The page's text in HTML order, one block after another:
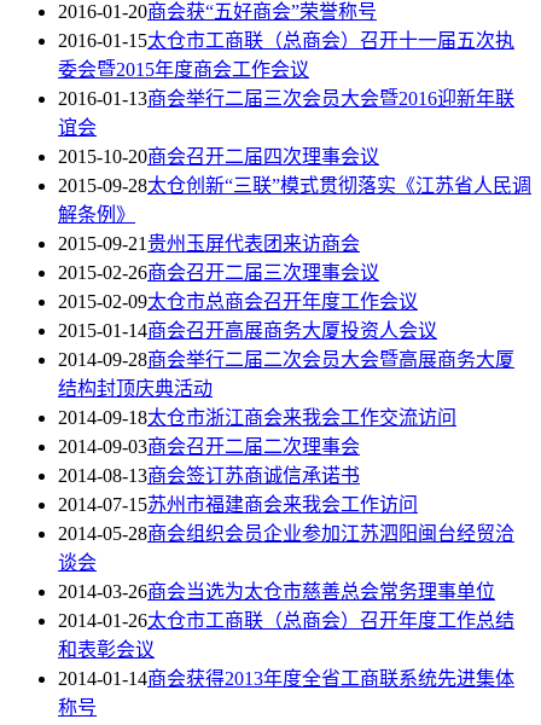
2016-01-20商会获“五好商会”荣誉称号
2016-01-15太仓市工商联（总商会）召开十一届五次执
委会暨2015年度商会工作会议
2016-01-13商会举行二届三次会员大会暨2016迎新年联
谊会
2015-10-20商会召开二届四次理事会议
2015-09-28太仓创新“三联”模式贯彻落实《江苏省人民调
解条例》
2015-09-21贵州玉屏代表团来访商会
2015-02-26商会召开二届三次理事会议
2015-02-09太仓市总商会召开年度工作会议
2015-01-14商会召开高展商务大厦投资人会议
2014-09-28商会举行二届二次会员大会暨高展商务大厦
结构封顶庆典活动
2014-09-18太仓市浙江商会来我会工作交流访问
2014-09-03商会召开二届二次理事会
2014-08-13商会签订苏商诚信承诺书
2014-07-15苏州市福建商会来我会工作访问
2014-05-28商会组织会员企业参加江苏泗阳闽台经贸洽
谈会
2014-03-26商会当选为太仓市慈善总会常务理事单位
2014-01-26太仓市工商联（总商会）召开年度工作总结
和表彰会议
2014-01-14商会获得2013年度全省工商联系统先进集体
称号